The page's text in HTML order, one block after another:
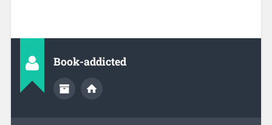
Book-addicted